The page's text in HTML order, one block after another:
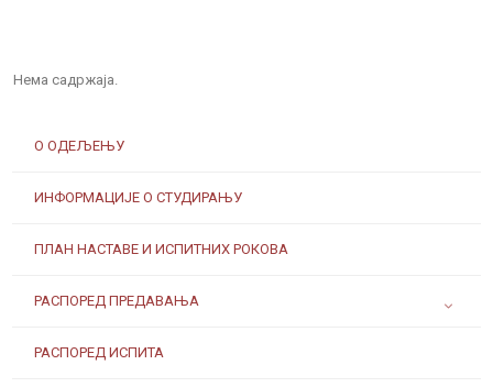
О ОДЕЉЕЊУ
ИНФОРМАЦИЈЕ О СТУДИРАЊУ
ПЛАН НАСТАВЕ И ИСПИТНИХ РОКОВА
РАСПОРЕД ПРЕДАВАЊА
РАСПОРЕД ИСПИТА
Нема садржаја.